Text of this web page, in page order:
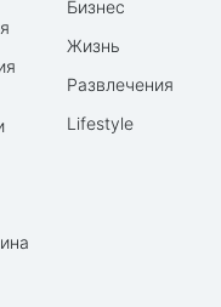
Бизнес
Жизнь
Развлечения
Lifestyle